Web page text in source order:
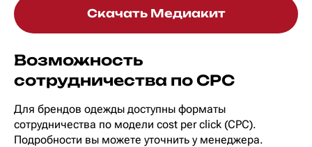
Скачать Медиакит
Возможность
сотрудничества по CPC
Для брендов одежды доступны форматы
сотрудничества по модели cost per click (CPC).
Подробности вы можете уточнить у менеджера.